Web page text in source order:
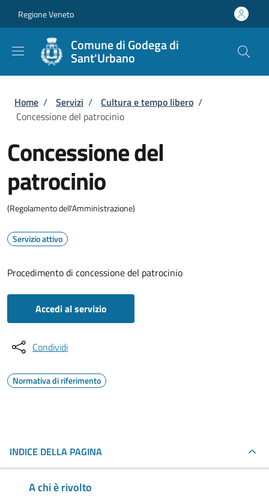
Regione Veneto
Comune di Godega di
Sant'Urbano
Briciole di pane
Home / Servizi / Cultura e tempo libero /
Concessione del patrocinio
Concessione del
patrocinio
(Regolamento dell'Amministrazione)
Servizio attivo
Procedimento di concessione del patrocinio
Accedi al servizio
Condividi
Normativa di riferimento
INDICE DELLA PAGINA
A chi è rivolto